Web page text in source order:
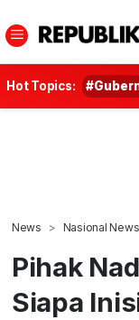
Hot Topics:
News Nasional News
Pihak
Siapa